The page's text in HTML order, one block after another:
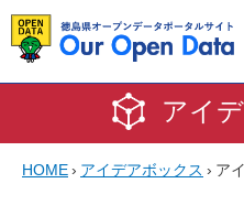
アイ
HOME› アイデアボックス › ア